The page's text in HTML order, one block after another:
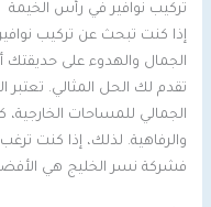
تركيب نوافير في رأس الخيمة
إذا كنت تبحث عن تركيب
الجمال والهدوء على حديقتك
تقدم لك الحل المثالي.
الجمالي للمساحات
والرفاهية. لذلك، إذا كنت
فشركة نسر الخليج هي